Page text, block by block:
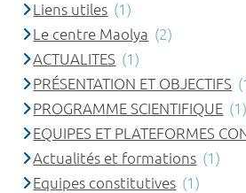
Liens utiles (1)
Le centre Maolya (2)
ACTUALITES (1)
PRÉSENTATION ET OBJECTIFS
PROGRAMME SCIENTIFIQUE (1)
EQUIPES ET PLATEFORMES
Actualités et formations (1)
Equipes constitutives (1)